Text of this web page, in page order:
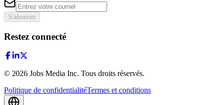
S'abonner
Restez connecté
© 2026 Jobs Media Inc. Tous droits réservés.
Politique de confidentialitéTermes et conditions